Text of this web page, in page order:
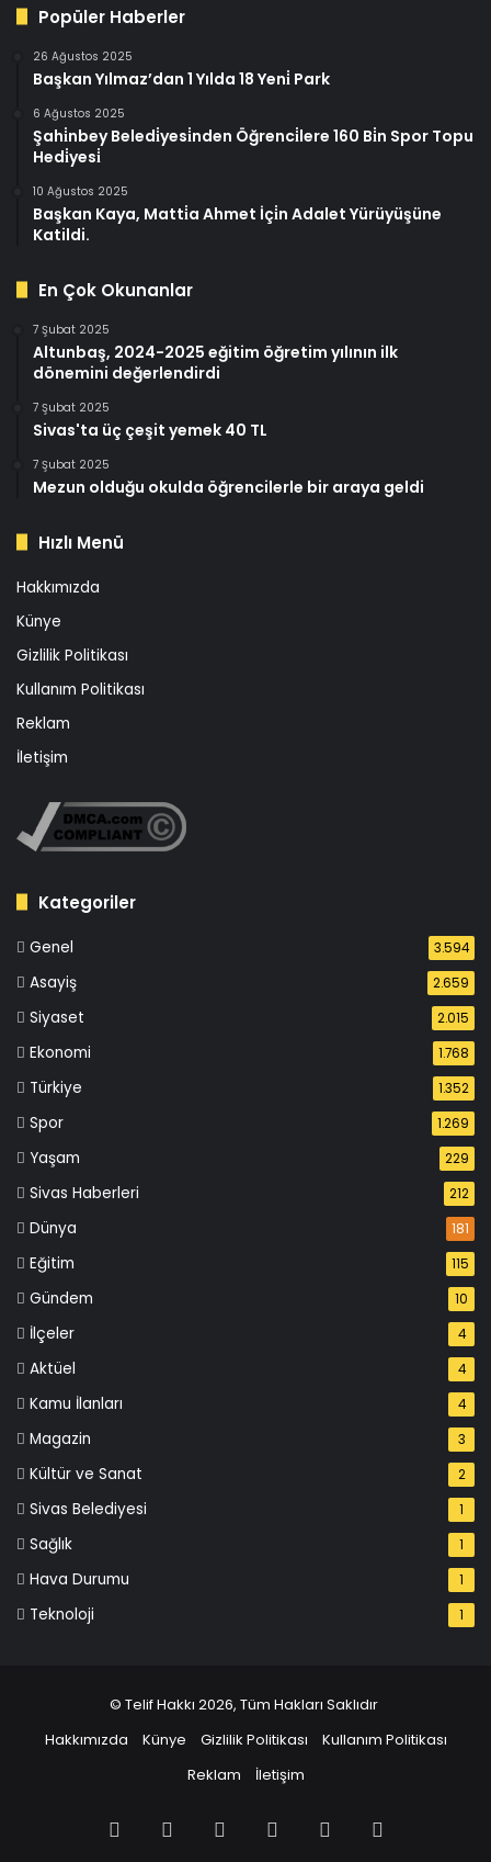
Popüler Haberler
26 Ağustos 2025
Başkan Yılmaz’dan 1 Yılda 18 Yeni̇ Park
6 Ağustos 2025
Şahi̇nbey Beledi̇yesi̇nden Öğrenci̇lere 160 Bi̇n Spor Topu
Hedi̇yesi̇
10 Ağustos 2025
Başkan Kaya, Matti̇a Ahmet İçi̇n Adalet Yürüyüşüne
Katildi.
En Çok Okunanlar
7 Şubat 2025
Altunbaş, 2024-2025 eğitim öğretim yılının ilk
dönemini değerlendirdi
7 Şubat 2025
Sivas'ta üç çeşit yemek 40 TL
7 Şubat 2025
Mezun olduğu okulda öğrencilerle bir araya geldi
Hızlı Menü
Hakkımızda
Künye
Gizlilik Politikası
Kullanım Politikası
Reklam
İletişim
Kategoriler
Genel 3.594
Asayiş 2.659
Siyaset 2.015
Ekonomi 1.768
Türkiye 1.352
Spor 1.269
Yaşam 229
Sivas Haberleri 212
Dünya 181
Eğitim 115
Gündem 10
İlçeler 4
Aktüel 4
Kamu İlanları 4
Magazin 3
Kültür ve Sanat 2
Sivas Belediyesi 1
Sağlık 1
Hava Durumu 1
Teknoloji 1
© Telif Hakkı 2026, Tüm Hakları Saklıdır
Hakkımızda
Künye Gizlilik Politikası
Kullanım Politikası
Reklam
İletişim
Facebook PinterestLinkedInYouTube